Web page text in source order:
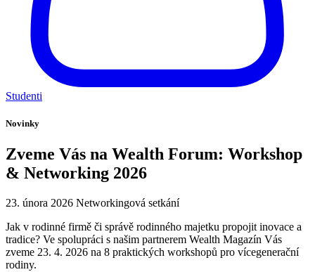
Studenti
Novinky
Zveme Vás na Wealth Forum: Workshop
& Networking 2026
23. února 2026 Networkingová setkání
Jak v rodinné firmě či správě rodinného majetku propojit inovace a
tradice? Ve spolupráci s našim partnerem Wealth Magazín Vás
zveme 23. 4. 2026 na 8 praktických workshopů pro vícegenerační
rodiny.